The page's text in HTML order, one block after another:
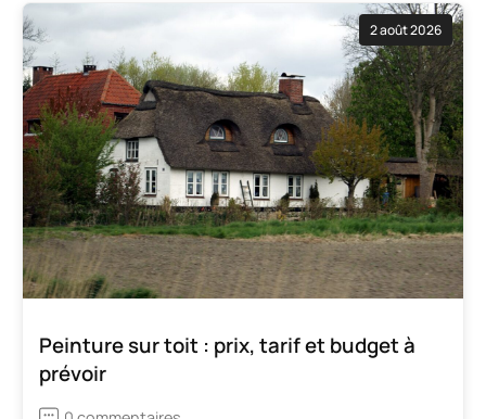
2 août 2026
Peinture sur toit : prix, tarif et budget à
prévoir